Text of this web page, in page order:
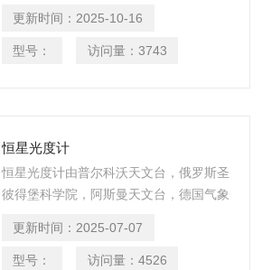
胶，水汽，臭氧等成分的特性。
更新时间： 2025-10-16
型号： 访问量： 3743
恒星光度计
恒星光度计由普尔科沃天文台，俄罗斯圣
彼得堡科学院，阿斯曼天文台，德国气象
发而成，主要用于测量恒星的光谱能量分
布，来推算大气气溶胶、水汽、臭氧等成
更新时间： 2025-07-07
型号： 访问量： 4526